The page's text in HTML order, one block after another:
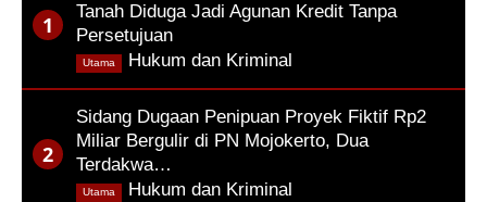
Tanah Diduga Jadi Agunan Kredit Tanpa
Persetujuan
Hukum dan Kriminal
Utama
Sidang Dugaan Penipuan Proyek Fiktif Rp2
Miliar Bergulir di PN Mojokerto, Dua
Terdakwa…
Hukum dan Kriminal
Utama